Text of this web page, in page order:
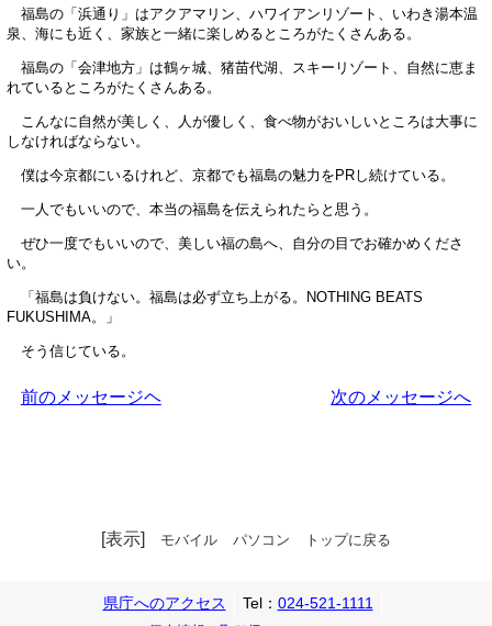
福島の「浜通り」はアクアマリン、ハワイアンリゾート、いわき湯本温
泉、海にも近く、家族と一緒に楽しめるところがたくさんある。
福島の「会津地方」は鶴ヶ城、猪苗代湖、スキーリゾート、自然に恵ま
れているところがたくさんある。
こんなに自然が美しく、人が優しく、食べ物がおいしいところは大事に
しなければならない。
僕は今京都にいるけれど、京都でも福島の魅力をPRし続けている。
一人でもいいので、本当の福島を伝えられたらと思う。
ぜひ一度でもいいので、美しい福の島へ、自分の目でお確かめくださ
い。
「福島は負けない。福島は必ず立ち上がる。NOTHING BEATS
FUKUSHIMA。」
そう信じている。
前のメッセージヘ 次のメッセージへ
[表示] モバイル パソコン トップに戻る
県庁へのアクセス Tel： 024-521-1111